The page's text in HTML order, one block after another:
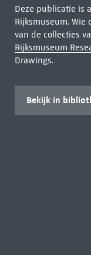
Deze publicatie is
Rijksmuseum.
van de collecties
Rijksmuseum
Drawings.
Bekijk in